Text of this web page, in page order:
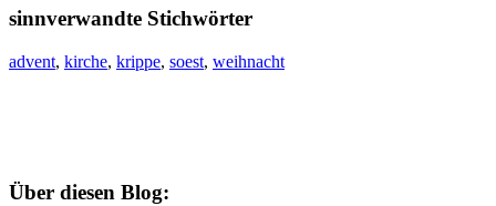
sinnverwandte Stichwörter
advent, kirche, krippe, soest, weihnacht
Über diesen Blog: